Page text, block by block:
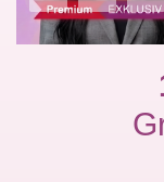
Gästebuch